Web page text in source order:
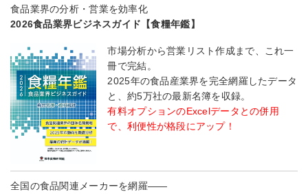
食品業界の分析・営業を効率化
2026食品業界ビジネスガイド【食糧年鑑】
市場分析から営業リスト作成まで、これ一
冊で完結。
2025年の食品産業界を完全網羅したデータ
と、約5万社の最新名簿を収録。
有料オプションのExcelデータとの併用
で、利便性が格段にアップ！
全国の食品関連メーカーを網羅――